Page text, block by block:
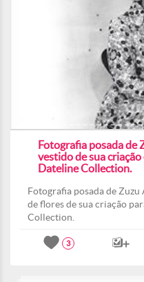
Fotografia posada de
vestido de sua
Dateline Collection.
Fotografia posada de Zuzu
de flores de sua criação
Collection.
3